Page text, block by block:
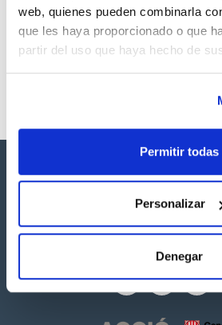
web, quienes pueden combinarla
que les haya proporcionado o que
partir del uso que haya hecho de
Permitir todas
Personalizar
Denegar
productos marca Scharlau
listos para una entrega inmediata.